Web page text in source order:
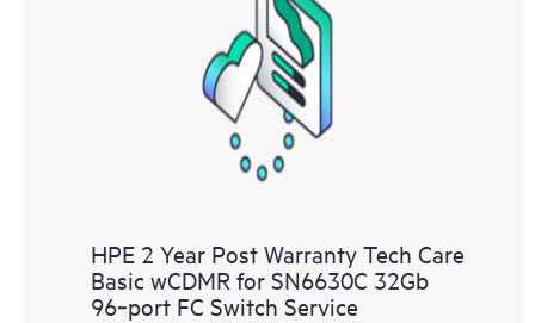
수 있으며, 선별된 지식 리소스 포털이 제공됩니다. HPE
Tech Care 서비스는 엣지부터 클라우드까지 우수한 운영
과 성능 최적화 촉진을 지원하는 HPE 리소스에 대한 액
HPE 2 Year Post Warranty Tech Care
Basic wCDMR for SN6630C 32Gb
96‑port FC Switch Service